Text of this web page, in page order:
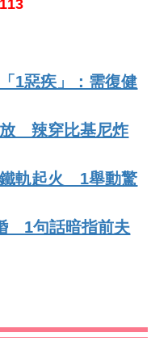
1惡疾」：需復健
放 辣穿比基尼炸
軌起火 1舉動驚
1句話暗指前夫